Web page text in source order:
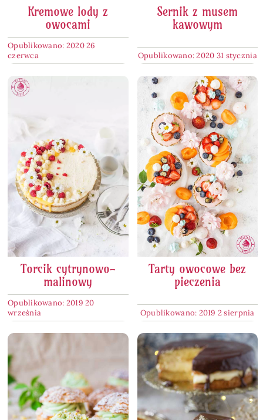
Kremowe lody z
owocami
Opublikowano: 2020 26
czerwca
Sernik z musem
kawowym
Opublikowano: 2020 31 stycznia
Torcik cytrynowo-
malinowy
Opublikowano: 2019 20
września
Tarty owocowe bez
pieczenia
Opublikowano: 2019 2 sierpnia